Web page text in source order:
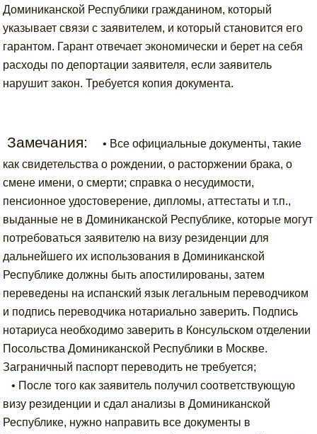
Доминиканской Республики гражданином, который
указывает связи с заявителем, и который становится его
гарантом. Гарант отвечает экономически и берет на себя
расходы по депортации заявителя, если заявитель
нарушит закон. Требуется копия документа.
Замечания:
• Все официальные документы, такие
как свидетельства о рождении, о расторжении брака, о
смене имени, о смерти; справка о несудимости,
пенсионное удостоверение, дипломы, аттестаты и т.п.,
выданные не в Доминиканской Республике, которые могут
потребоваться заявителю на визу резиденции для
дальнейшего их использования в Доминиканской
Республике должны быть апостилированы, затем
переведены на испанский язык легальным переводчиком
и подпись переводчика нотариально заверить. Подпись
нотариуса необходимо заверить в Консульском отделении
Посольства Доминиканской Республики в Москве.
Заграничный паспорт переводить не требуется;
• После того как заявитель получил соответствующую
визу резиденции и сдал анализы в Доминиканской
Республике, нужно направить все документы в